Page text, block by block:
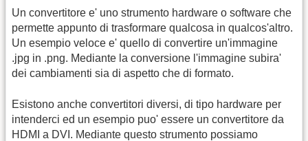
Un convertitore e' uno strumento hardware o software che
permette appunto di trasformare qualcosa in qualcos'altro.
Un esempio veloce e' quello di convertire un'immagine
.jpg in .png. Mediante la conversione l'immagine subira'
dei cambiamenti sia di aspetto che di formato.
Esistono anche convertitori diversi, di tipo hardware per
intenderci ed un esempio puo' essere un convertitore da
HDMI a DVI. Mediante questo strumento possiamo